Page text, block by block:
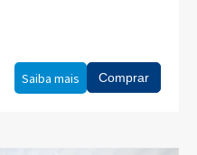
Saiba mais Comprar